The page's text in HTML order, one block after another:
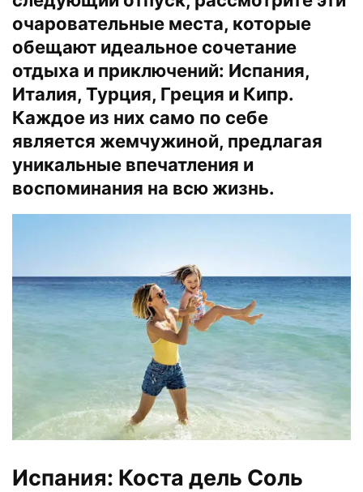
очаровательные места, которые
обещают идеальное сочетание
отдыха и приключений: Испания,
Италия, Турция, Греция и Кипр.
Каждое из них само по себе
является жемчужиной, предлагая
уникальные впечатления и
воспоминания на всю жизнь.
Испания: Коста дель Соль